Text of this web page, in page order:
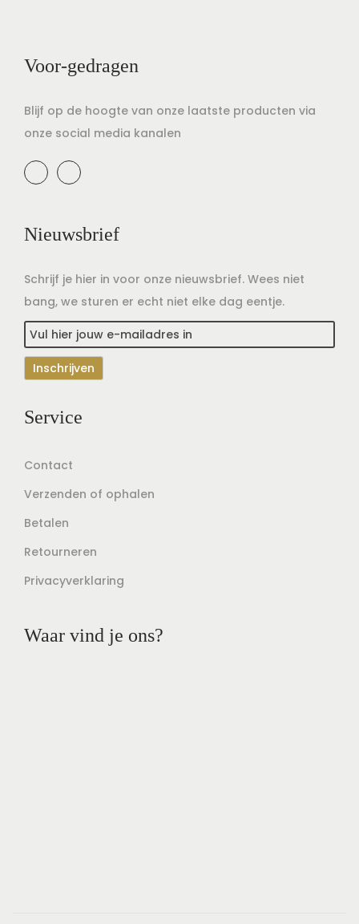
Voor-gedragen
Blijf op de hoogte van onze laatste producten via
onze social media kanalen
Nieuwsbrief
Schrijf je hier in voor onze nieuwsbrief. Wees niet
bang, we sturen er echt niet elke dag eentje.
Service
Contact
Verzenden of ophalen
Betalen
Retourneren
Privacyverklaring
Waar vind je ons?